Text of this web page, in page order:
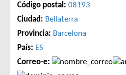
Código postal: 08193
Ciudad: Bellaterra
Provincia: Barcelona
País: ES
Correo-e: